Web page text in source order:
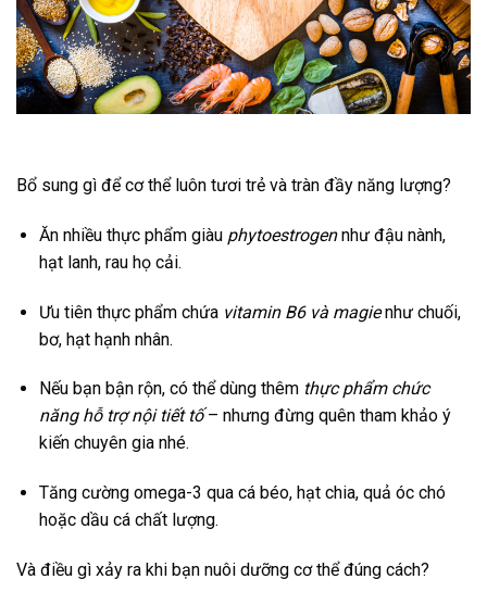
Bổ sung gì để cơ thể luôn tươi trẻ và tràn đầy năng lượng?
Ăn nhiều thực phẩm giàu phytoestrogennhư đậu nành,
hạt lanh, rau họ cải.
Ưu tiên thực phẩm chứa vitamin B6 và magienhư chuối,
bơ, hạt hạnh nhân.
Nếu bạn bận rộn, có thể dùng thêm thực phẩm chức
năng hỗ trợ nội tiết tố– nhưng đừng quên tham khảo ý
kiến chuyên gia nhé.
Tăng cường omega-3 qua cá béo, hạt chia, quả óc chó
hoặc dầu cá chất lượng.
Và điều gì xảy ra khi bạn nuôi dưỡng cơ thể đúng cách?